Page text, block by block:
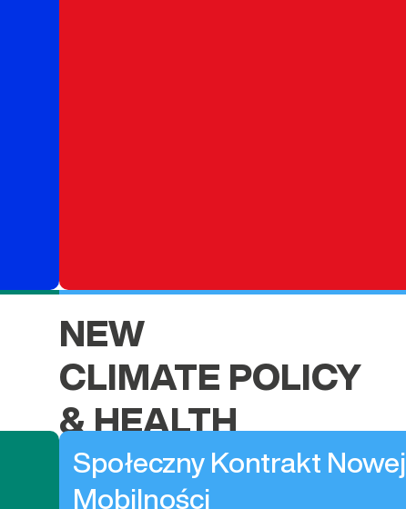
NEW
CLIMATE POLICY
& HEALTH
Społeczny Kontrakt Nowej
Mobilności